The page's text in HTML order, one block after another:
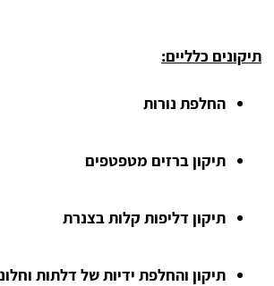
תיקונים כלליים:
החלפת נורות
תיקון ברזים מטפטפים
תיקון דליפות קלות בצנרת
תיקון והחלפת ידיות של דלתות